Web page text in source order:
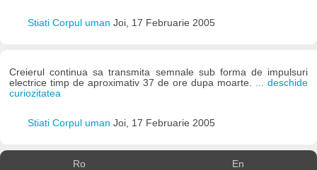
Stiati Corpul uman Joi, 17 Februarie 2005
Creierul continua sa transmita semnale sub forma de impulsuri
electrice timp de aproximativ 37 de ore dupa moarte.
... deschide
curiozitatea
Stiati Corpul uman Joi, 17 Februarie 2005
Ro En